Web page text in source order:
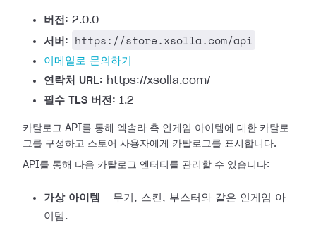
버전: 2.0.0
서버:
https://store.xsolla.com/api
이메일로 문의하기
연락처 URL: https://xsolla.com/
필수 TLS 버전: 1.2
카탈로그 API를 통해 엑솔라 측 인게임 아이템에 대한 카탈로
그를 구성하고 스토어 사용자에게 카탈로그를 표시합니다.
API를 통해 다음 카탈로그 엔터티를 관리할 수 있습니다:
가상 아이템 - 무기, 스킨, 부스터와 같은 인게임 아
이템.